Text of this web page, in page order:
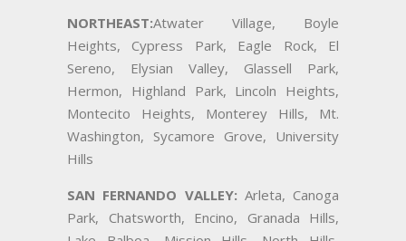
NORTHEAST:Atwater Village, Boyle
Heights, Cypress Park, Eagle Rock, El
Sereno, Elysian Valley, Glassell Park,
Hermon, Highland Park, Lincoln Heights,
Montecito Heights, Monterey Hills, Mt.
Washington, Sycamore Grove, University
Hills
SAN FERNANDO VALLEY: Arleta, Canoga
Park, Chatsworth, Encino, Granada Hills,